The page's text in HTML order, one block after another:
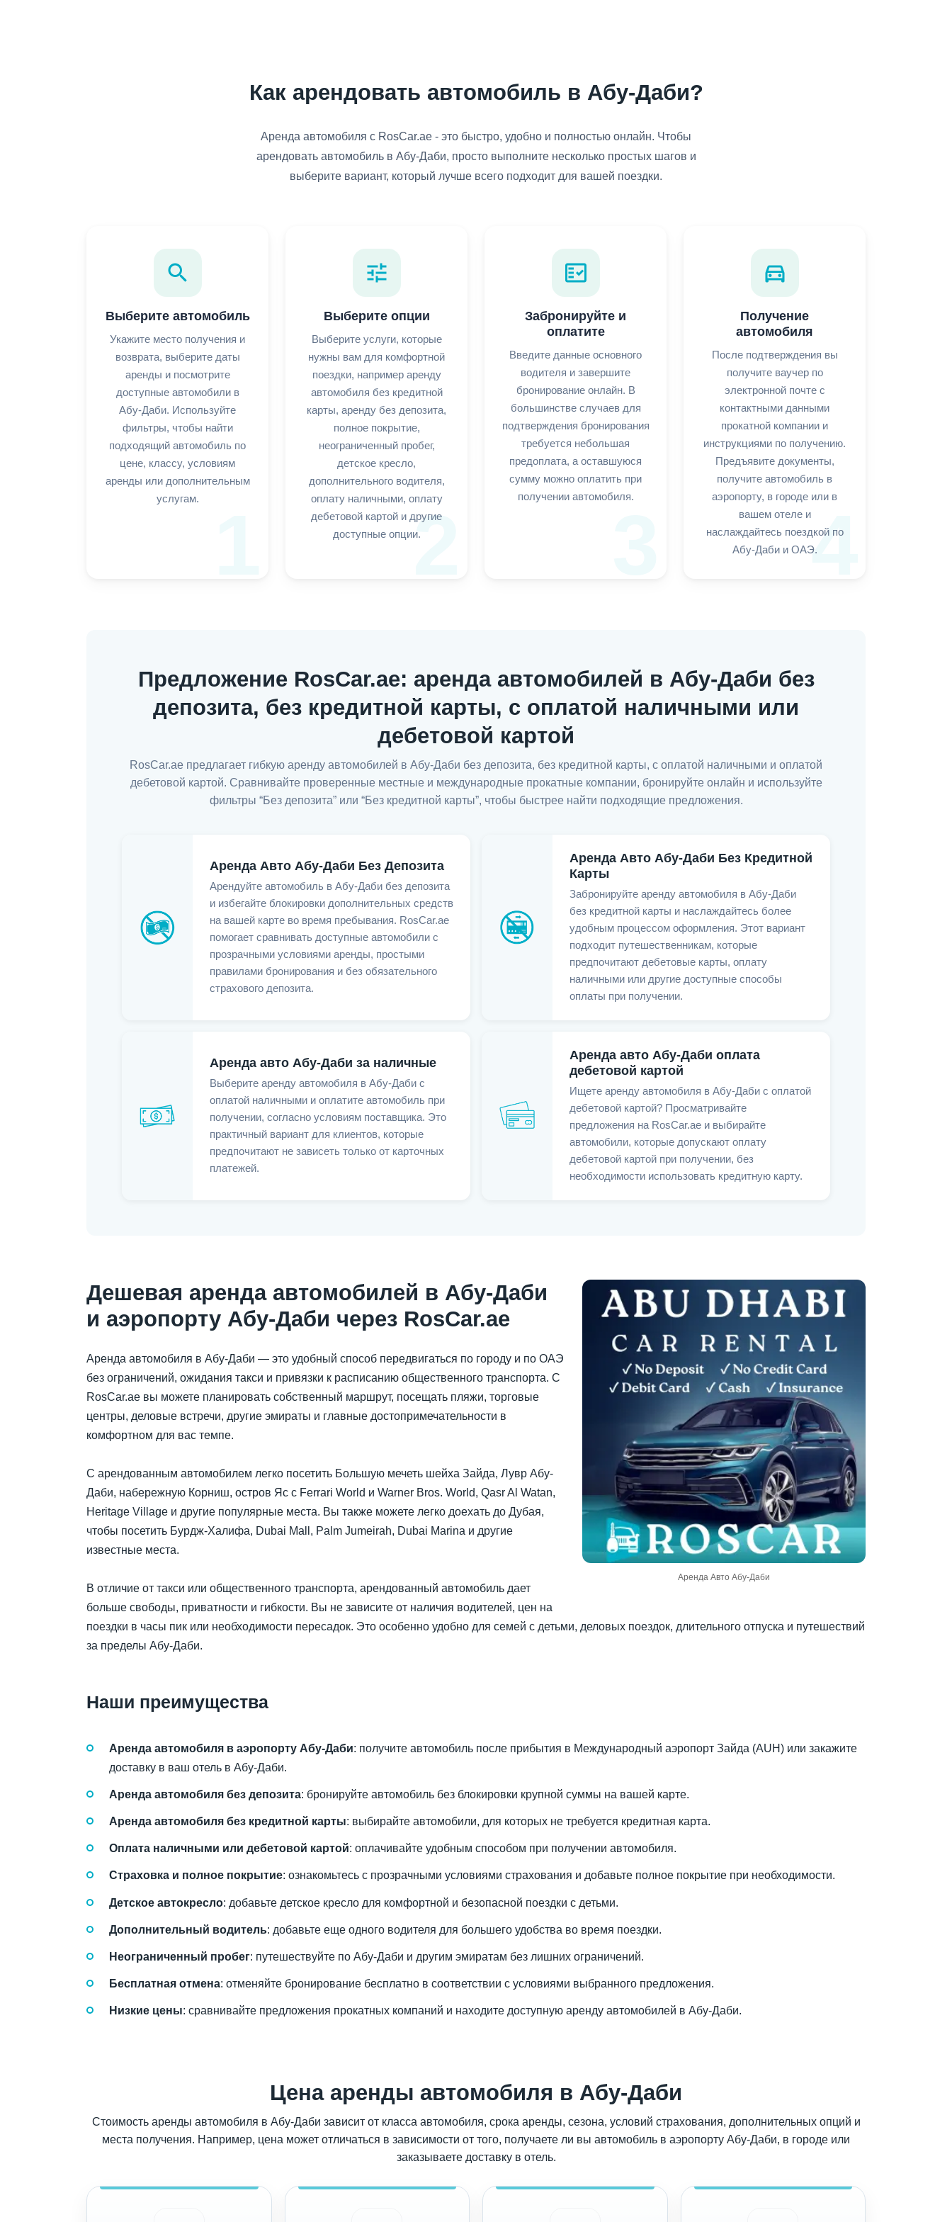
Как арендовать автомобиль в Абу-Даби?
Аренда автомобиля с RosCar.ae - это быстро, удобно и полностью онлайн. Чтобы
арендовать автомобиль в Абу-Даби, просто выполните несколько простых шагов и
выберите вариант, который лучше всего подходит для вашей поездки.
search
Выберите автомобиль
Укажите место получения и
возврата, выберите даты
аренды и посмотрите
доступные автомобили в
Абу-Даби. Используйте
фильтры, чтобы найти
подходящий автомобиль по
цене, классу, условиям
аренды или дополнительным
услугам.
2
tune
Выберите опции
Выберите услуги, которые
нужны вам для комфортной
поездки, например аренду
автомобиля без кредитной
карты, аренду без депозита,
полное покрытие,
неограниченный пробег,
детское кресло,
дополнительного водителя,
оплату наличными, оплату
дебетовой картой и другие
доступные опции.
fact_check
Забронируйте и
оплатите
Введите данные основного
водителя и завершите
бронирование онлайн. В
большинстве случаев для
подтверждения бронирования
требуется небольшая
предоплата, а оставшуюся
сумму можно оплатить при
получении автомобиля.
4
directions_car
Получение
автомобиля
После подтверждения вы
получите ваучер по
электронной почте с
контактными данными
прокатной компании и
инструкциями по получению.
Предъявите документы,
получите автомобиль в
аэропорту, в городе или в
вашем отеле и
наслаждайтесь поездкой по
Абу-Даби и ОАЭ.
Предложение RosCar.ae: аренда автомобилей в Абу-Даби без
депозита, без кредитной карты, с оплатой наличными или
дебетовой картой
RosCar.ae предлагает гибкую аренду автомобилей в Абу-Даби без депозита, без кредитной карты, с оплатой наличными и оплатой
дебетовой картой. Сравнивайте проверенные местные и международные прокатные компании, бронируйте онлайн и используйте
фильтры “Без депозита” или “Без кредитной карты”, чтобы быстрее найти подходящие предложения.
Аренда Авто Абу-Даби Без Депозита
Арендуйте автомобиль в Абу-Даби без депозита
и избегайте блокировки дополнительных средств
на вашей карте во время пребывания. RosCar.ae
помогает сравнивать доступные автомобили с
прозрачными условиями аренды, простыми
правилами бронирования и без обязательного
страхового депозита.
Аренда Авто Абу-Даби Без Кредитной
Карты
Забронируйте аренду автомобиля в Абу-Даби
без кредитной карты и наслаждайтесь более
удобным процессом оформления. Этот вариант
подходит путешественникам, которые
предпочитают дебетовые карты, оплату
наличными или другие доступные способы
оплаты при получении.
Аренда авто Абу-Даби за наличные
Выберите аренду автомобиля в Абу-Даби с
оплатой наличными и оплатите автомобиль при
получении, согласно условиям поставщика. Это
практичный вариант для клиентов, которые
предпочитают не зависеть только от карточных
платежей.
Аренда авто Абу-Даби оплата
дебетовой картой
Ищете аренду автомобиля в Абу-Даби с оплатой
дебетовой картой? Просматривайте
предложения на RosCar.ae и выбирайте
автомобили, которые допускают оплату
дебетовой картой при получении, без
необходимости использовать кредитную карту.
Аренда Авто Абу-Даби
Дешевая аренда автомобилей в Абу-Даби
и аэропорту Абу-Даби через RosCar.ae
Аренда автомобиля в Абу-Даби — это удобный способ передвигаться по городу и по ОАЭ
без ограничений, ожидания такси и привязки к расписанию общественного транспорта. С
RosCar.ae вы можете планировать собственный маршрут, посещать пляжи, торговые
центры, деловые встречи, другие эмираты и главные достопримечательности в
комфортном для вас темпе.
С арендованным автомобилем легко посетить Большую мечеть шейха Зайда, Лувр Абу-
Даби, набережную Корниш, остров Яс с Ferrari World и Warner Bros. World, Qasr Al Watan,
Heritage Village и другие популярные места. Вы также можете легко доехать до Дубая,
чтобы посетить Бурдж-Халифа, Dubai Mall, Palm Jumeirah, Dubai Marina и другие
известные места.
В отличие от такси или общественного транспорта, арендованный автомобиль дает
больше свободы, приватности и гибкости. Вы не зависите от наличия водителей, цен на
поездки в часы пик или необходимости пересадок. Это особенно удобно для семей с детьми, деловых поездок, длительного отпуска и путешествий
за пределы Абу-Даби.
Наши преимущества
Аренда автомобиля в аэропорту Абу-Даби: получите автомобиль после прибытия в Международный аэропорт Зайда (AUH) или закажите
доставку в ваш отель в Абу-Даби.
Аренда автомобиля без депозита: бронируйте автомобиль без блокировки крупной суммы на вашей карте.
Аренда автомобиля без кредитной карты: выбирайте автомобили, для которых не требуется кредитная карта.
Оплата наличными или дебетовой картой: оплачивайте удобным способом при получении автомобиля.
Страховка и полное покрытие: ознакомьтесь с прозрачными условиями страхования и добавьте полное покрытие при необходимости.
Детское автокресло: добавьте детское кресло для комфортной и безопасной поездки с детьми.
Дополнительный водитель: добавьте еще одного водителя для большего удобства во время поездки.
Неограниченный пробег: путешествуйте по Абу-Даби и другим эмиратам без лишних ограничений.
Бесплатная отмена: отменяйте бронирование бесплатно в соответствии с условиями выбранного предложения.
Низкие цены: сравнивайте предложения прокатных компаний и находите доступную аренду автомобилей в Абу-Даби.
Цена аренды автомобиля в Абу-Даби
Стоимость аренды автомобиля в Абу-Даби зависит от класса автомобиля, срока аренды, сезона, условий страхования, дополнительных опций и
места получения. Например, цена может отличаться в зависимости от того, получаете ли вы автомобиль в аэропорту Абу-Даби, в городе или
заказываете доставку в отель.